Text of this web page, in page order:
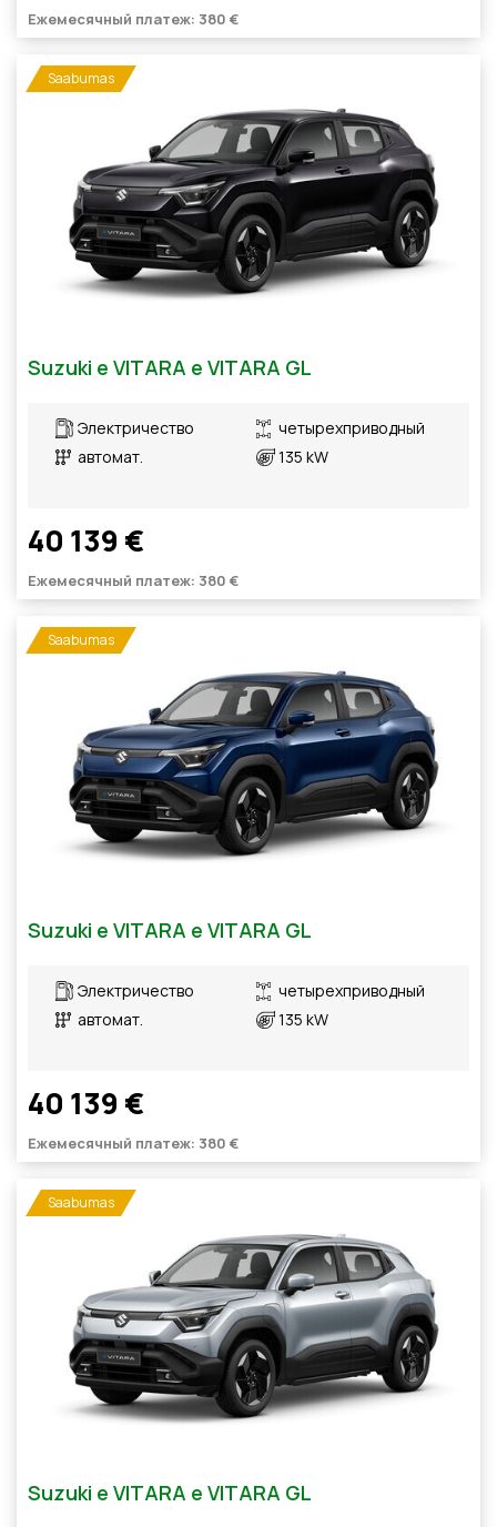
Ежемесячный платеж: 380 €
Saabumas
Suzuki e VITARA e VITARA GL
Электричество
автомат.
четырехприводный
135 kW
40 139 €
Ежемесячный платеж: 380 €
Saabumas
Suzuki e VITARA e VITARA GL
Электричество
автомат.
четырехприводный
135 kW
40 139 €
Ежемесячный платеж: 380 €
Saabumas
Suzuki e VITARA e VITARA GL